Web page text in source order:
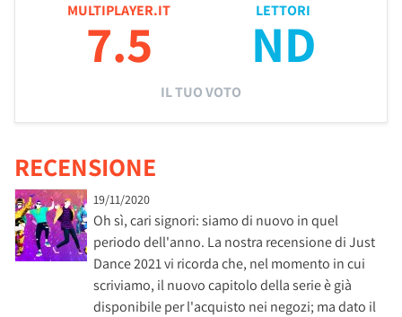
MULTIPLAYER.IT
7.5
LETTORI
ND
IL TUO VOTO
RECENSIONE
19/11/2020
Oh sì, cari signori: siamo di nuovo in quel
periodo dell'anno. La nostra recensione di Just
Dance 2021 vi ricorda che, nel momento in cui
scriviamo, il nuovo capitolo della serie è già
disponibile per l'acquisto nei negozi; ma dato il